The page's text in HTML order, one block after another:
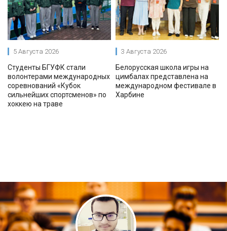
5 Августа 2026
Студенты БГУФК стали
волонтерами международных
соревнований «Кубок
сильнейших спортсменов» по
хоккею на траве
3 Августа 2026
Белорусская школа игры на
цимбалах представлена на
международном фестивале в
Харбине